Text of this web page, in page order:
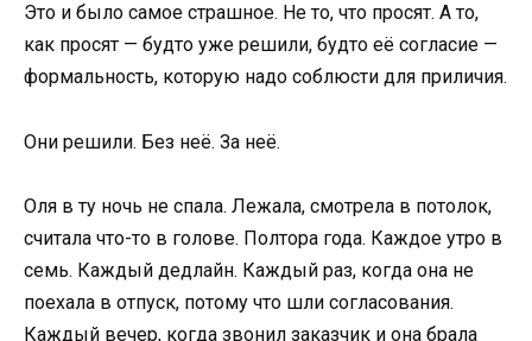
Это и было самое страшное. Не то, что просят. А то,
как просят — будто уже решили, будто её согласие —
формальность, которую надо соблюсти для приличия.
Они решили. Без неё. За неё.
Оля в ту ночь не спала. Лежала, смотрела в потолок,
считала что-то в голове. Полтора года. Каждое утро в
семь. Каждый дедлайн. Каждый раз, когда она не
поехала в отпуск, потому что шли согласования.
Каждый вечер, когда звонил заказчик и она брала